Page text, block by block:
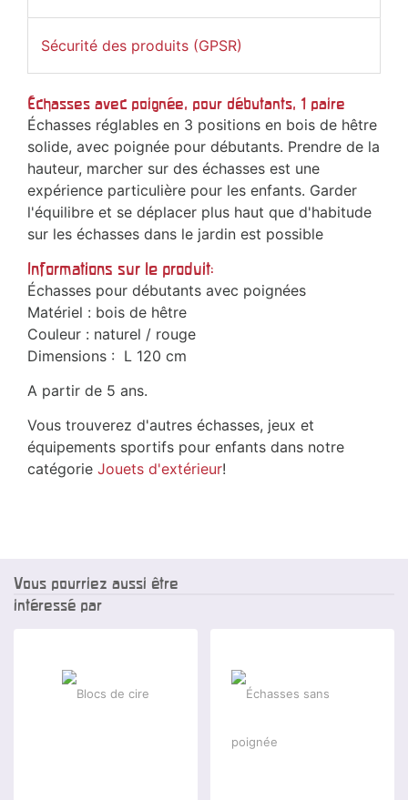
Sécurité des produits (GPSR)
Échasses avec poignée, pour débutants, 1 paire
Échasses réglables en 3 positions en bois de hêtre
solide, avec poignée pour débutants. Prendre de la
hauteur, marcher sur des échasses est une
expérience particulière pour les enfants. Garder
l'équilibre et se déplacer plus haut que d'habitude
sur les échasses dans le jardin est possible
Informations sur le produit:
Échasses pour débutants avec poignées
Matériel : bois de hêtre
Couleur : naturel / rouge
Dimensions : L 120 cm
A partir de 5 ans.
Vous trouverez d'autres échasses, jeux et
équipements sportifs pour enfants dans notre
catégorie Jouets d'extérieur!
Vous pourriez aussi être
intéressé par